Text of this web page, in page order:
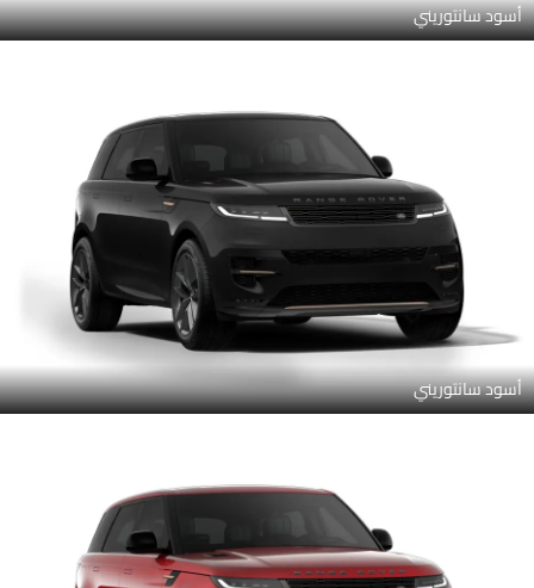
أسود سانتوريني
أسود سانتوريني